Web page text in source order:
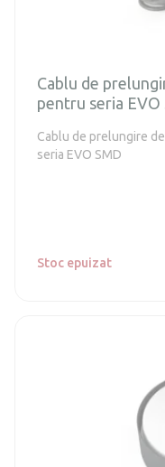
Cablu de
pentru seria EVO
Cablu de prelungire
seria EVO SMD
Stoc epuizat